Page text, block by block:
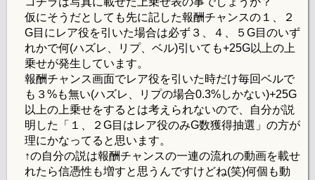
仮にそうだとしても先に記した報酬チャンスの１、２
G目にレア役を引いた場合は必ず３、４、５G目のいず
れかで何(ハズレ、リプ、ベル)引いても+25G以上の上
乗せが発生しています。
報酬チャンス画面でレア役を引いた時だけ毎回ベルで
も３%も無い(ハズレ、リプの場合0.3%しかない)+25G
以上の上乗せをするとは考えられないので、自分が説
明した「１、２G目はレア役のみG数獲得抽選」の方が
理にかなってると思います。
↑の自分の説は報酬チャンスの一連の流れの動画を載せ
れたら信憑性も増すと思うんですけどね(笑)何個も動